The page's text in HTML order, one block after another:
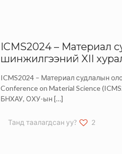
ICMS2024 – Материал
шинжилгээний XII
ICMS2024 – Материал судлалын
Conference on Material Science
БНХАУ, ОХУ-ын […]
Танд таалагдсан уу? 2